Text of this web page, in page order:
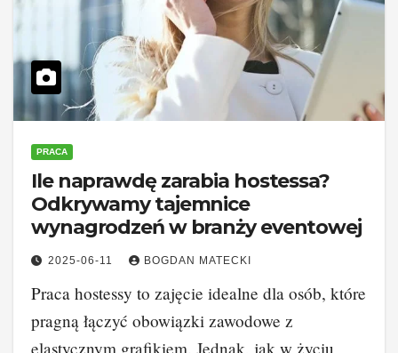
PRACA
Ile naprawdę zarabia hostessa?
Odkrywamy tajemnice
wynagrodzeń w branży eventowej
2025-06-11 BOGDAN MATECKI
Praca hostessy to zajęcie idealne dla osób, które
pragną łączyć obowiązki zawodowe z
elastycznym grafikiem. Jednak, jak w życiu